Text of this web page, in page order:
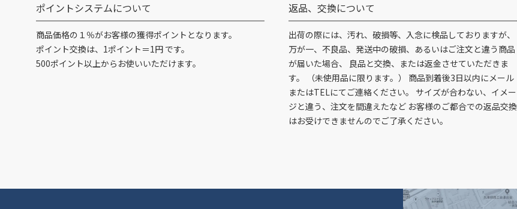
ポイントシステムについて
商品価格の１％がお客様の獲得ポイントとなります。
ポイント交換は、1ポイント＝1円 です。
500ポイント以上からお使いいただけます。
返品、交換について
出荷の際には、汚れ、破損等、入念に検品しておりますが、
万が一、不良品、発送中の破損、あるいはご注文と違う商品
が届いた場合、 良品と交換、または返金させていただきま
す。 （未使用品に限ります。） 商品到着後3日以内にメール
またはTELにてご連絡ください。 サイズが合わない、イメー
ジと違う、注文を間違えたなど お客様のご都合での返品交換
はお受けできませんのでご了承ください。